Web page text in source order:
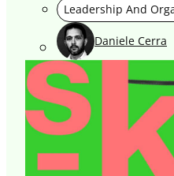
Leadership And
Daniele Cerra